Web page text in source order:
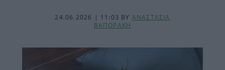
24.06.2026 | 11:03 BY ΑΝΑΣΤΑΣΙΑ
ΒΑΠΟΡΑΚΗ